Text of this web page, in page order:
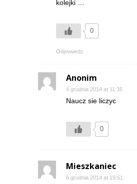
kolejki …
0
Odpowiedz
Anonim
4 grudnia 2014 at 11:35
Naucz sie liczyc
0
Mieszkaniec
6 grudnia 2014 at 19:51